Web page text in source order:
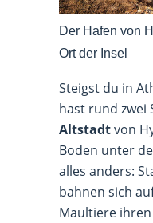
Der Hafen von
Ort der Insel
Steigst du in
hast rund zwei
Altstadtvon
Boden unter
alles anders:
bahnen sich
Maultiere